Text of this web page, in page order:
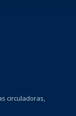
circuladoras,